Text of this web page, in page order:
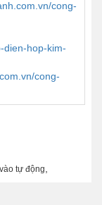
cong-
dien-hop-kim-
cong-
tự động